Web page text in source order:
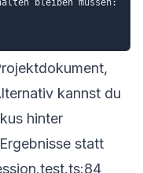
kannst du
hinter
statt